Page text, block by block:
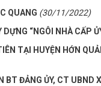
QUANG (30/11/2022)
“NGÔI NHÀ CẤP
TẠI HUYỆN HỚN
BT ĐẢNG ỦY, CT UBND